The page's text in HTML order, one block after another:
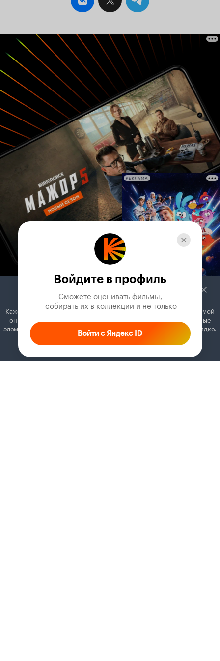
РЕКЛАМА
Войдите в профиль
Сможете оценивать фильмы,
собирать их в коллекции и не только
Войти с Яндекс ID
Кажется, вы используете блокировщик рекламы. Вместе с рекламой
он может отключать постеры, папки с фильмами и другие важные
элементы. Добавьте Кинопоиск в исключения, и всё будет в порядке.
Как это сделать